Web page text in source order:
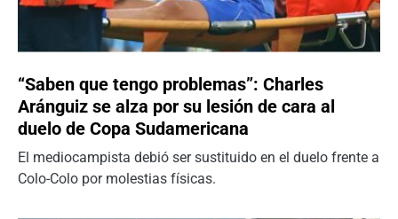
“Saben que tengo problemas”: Charles
Aránguiz se alza por su lesión de cara al
duelo de Copa Sudamericana
El mediocampista debió ser sustituido en el duelo frente a
Colo-Colo por molestias físicas.